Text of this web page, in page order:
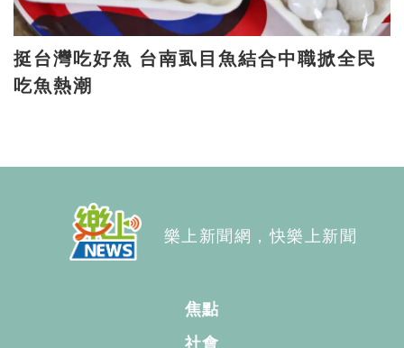
挺台灣吃好魚 台南虱目魚結合中職掀全民
吃魚熱潮
樂上新聞網，快樂上新聞
焦點
社會